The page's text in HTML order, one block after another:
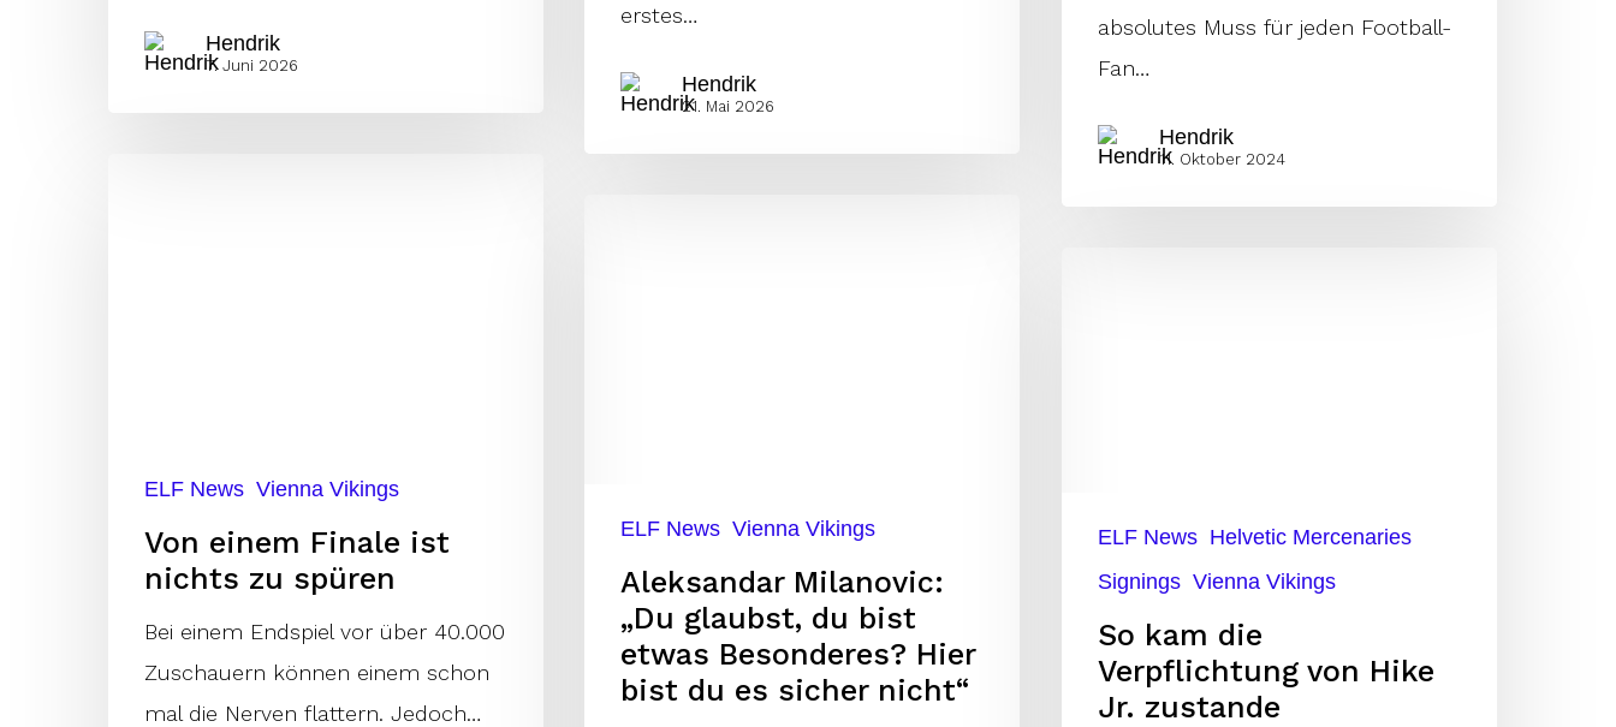
Hendrik
7. Juni 2026
erstes…
Hendrik
21. Mai 2026
absolutes Muss für jeden Football-
Fan…
Hendrik
11. Oktober 2024
ELF News Vienna Vikings
Von einem Finale ist
nichts zu spüren
Bei einem Endspiel vor über 40.000
Zuschauern können einem schon
mal die Nerven flattern. Jedoch…
Hier
sicher
ELF News Vienna Vikings
Aleksandar Milanovic:
„Du glaubst, du bist
etwas Besonderes? Hier
bist du es sicher nicht“
zustande
ELF News Helvetic Mercenaries
Signings Vienna Vikings
So kam die
Verpflichtung von Hike
Jr. zustande